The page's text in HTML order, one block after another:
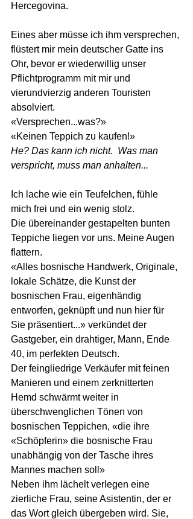
Hercegovina.
Eines aber müsse ich ihm versprechen,
flüstert mir mein deutscher Gatte ins
Ohr, bevor er wiederwillig unser
Pflichtprogramm mit mir und
vierundvierzig anderen Touristen
absolviert.
«Versprechen...was?»
«Keinen Teppich zu kaufen!»
He? Das kann ich nicht.  Was man
verspricht, muss man anhalten...
Ich lache wie ein Teufelchen, fühle
mich frei und ein wenig stolz.
Die übereinander gestapelten bunten
Teppiche liegen vor uns. Meine Augen
flattern.
«Alles bosnische Handwerk, Originale,
lokale Schätze, die Kunst der
bosnischen Frau, eigenhändig
entworfen, geknüpft und nun hier für
Sie präsentiert...» verkündet der
Gastgeber, ein drahtiger, Mann, Ende
40, im perfekten Deutsch.
Der feingliedrige Verkäufer mit feinen
Manieren und einem zerknitterten
Hemd schwärmt weiter in
überschwenglichen Tönen von
bosnischen Teppichen, «die ihre
«Schöpferin» die bosnische Frau
unabhängig von der Tasche ihres
Mannes machen soll»
Neben ihm lächelt verlegen eine
zierliche Frau, seine Asistentin, der er
das Wort gleich übergeben wird. Sie,